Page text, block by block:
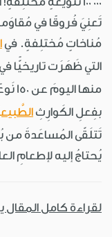
تَعنِيَ فُروقًا في
مُناخاتٍ مُختلِفةٍ. في
التي ظَهَرَت تاريخيًّا
منها اليومَ عن 150 نَوعًا. أَنواعُ
بفِعلِ الكَوارِثِ
تَتلَقّى المُساعَدةَ من
يُحتاجُ إليه لإطعامِ
لقراءة كامل